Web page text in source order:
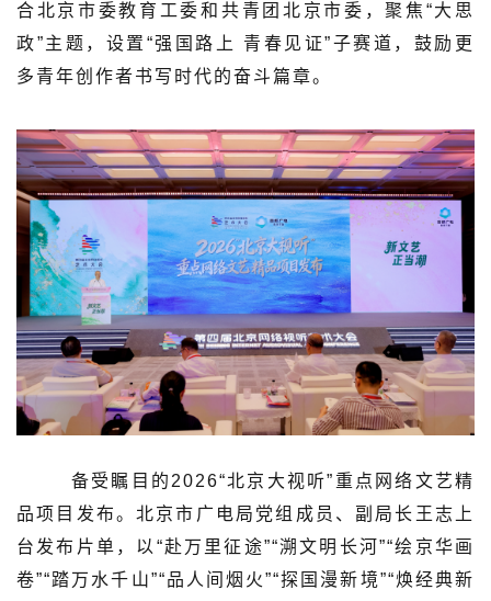
合北京市委教育工委和共青团北京市委，聚焦“大思
政”主题，设置“强国路上 青春见证”子赛道，鼓励更
多青年创作者书写时代的奋斗篇章。
备受瞩目的2026“北京大视听”重点网络文艺精
品项目发布。北京市广电局党组成员、副局长王志上
台发布片单，以“赴万里征途”“溯文明长河”“绘京华画
卷”“踏万水千山”“品人间烟火”“探国漫新境”“焕经典新